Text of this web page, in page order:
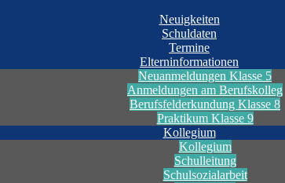
Neuigkeiten
Schuldaten
Termine
Elterninformationen
Neuanmeldungen Klasse 5
Anmeldungen am Berufskolleg
Berufsfelderkundung Klasse 8
Praktikum Klasse 9
Kollegium
Kollegium
Schulleitung
Schulsozialarbeit